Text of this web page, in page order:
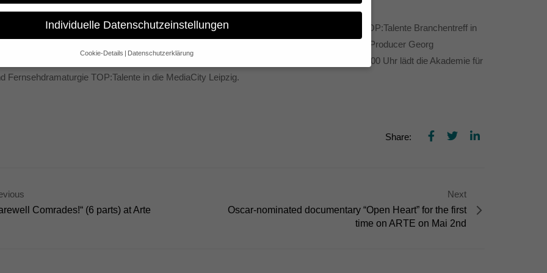
Storytelling – Trend oder Vision” – diese Frage wird am 13. September 2012 beim TOP:Talente Branchentreff in
diskutiert. Mit dabei ist unser preisgekröntes Interactive-Format “Lebt wohl, Genossen!”, das Producer Georg
in der internationalen Gesprächsrunde präsentieren wird. Zwischen 17.00 und 19.00 Uhr lädt die Akademie für
Fernsehdramaturgie TOP:Talente in die MediaCity Leipzig.
Share:
Comrades!“ (6 parts) at Arte
Next
Oscar-nominated documentary “Open Heart” for the first
time on ARTE on Mai 2nd
Individuelle Datenschutzeinstellungen
Cookie-Details Datenschutzerklärung
Datenschutzeinstellungen
die Verwendung Ihrer Daten finden Sie in unserer
Informationen anzeigen lassen und so nur bestimmte Cookies auswählen.
Speichern